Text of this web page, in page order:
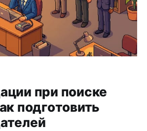
при поиске
подготовить